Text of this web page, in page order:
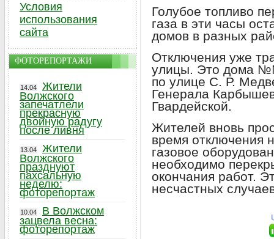
Голубое топливо
газа в эти часы
домов в разных
Отключения уже
улицы. Это дома
по улице С. Р.
Генерала
Гвардейской.
Жителей вновь
время отключения
газовое
необходимо
окончания работ.
несчастных
Условия
использования
сайта
ФОТОРЕПОРТАЖИ
14.04
Жители
Волжского
запечатлели
прекрасную
двойную радугу
после ливня
13.04
Жители
Волжского
празднуют
пахсальную
неделю:
фоторепортаж
10.04
В Волжском
зацвела весна:
фоторепортаж